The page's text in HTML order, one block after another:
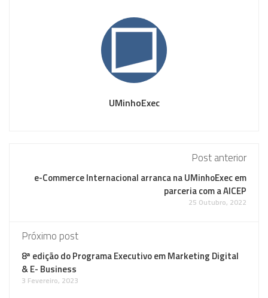
UMinhoExec
Post anterior
e-Commerce Internacional arranca na UMinhoExec em
parceria com a AICEP
25 Outubro, 2022
Próximo post
8ª edição do Programa Executivo em Marketing Digital
& E- Business
3 Fevereiro, 2023